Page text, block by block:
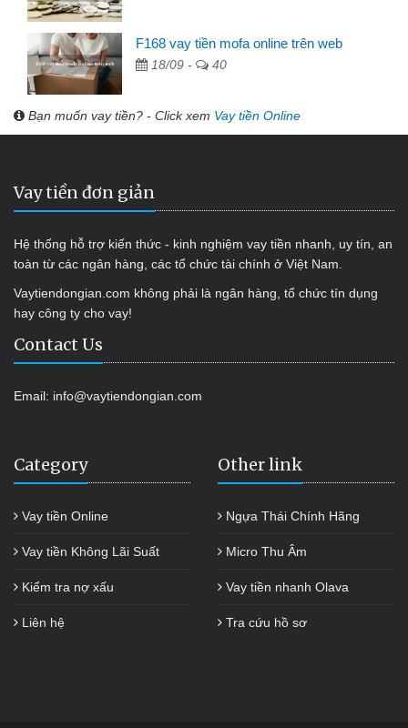
F168 vay tiền mofa online trên web
18/09 - 40
Bạn muốn vay tiền? - Click xem Vay tiền Online
Vay tiền đơn giản
Hệ thống hỗ trợ kiến thức - kinh nghiệm vay tiền nhanh, uy tín, an
toàn từ các ngân hàng, các tổ chức tài chính ở Việt Nam.
Vaytiendongian.com không phải là ngân hàng, tổ chức tín dụng
hay công ty cho vay!
Contact Us
Email: info@vaytiendongian.com
Category
Vay tiền Online
Vay tiền Không Lãi Suất
Kiểm tra nợ xấu
Liên hệ
Other link
Ngựa Thái Chính Hãng
Micro Thu Âm
Vay tiền nhanh Olava
Tra cứu hồ sơ